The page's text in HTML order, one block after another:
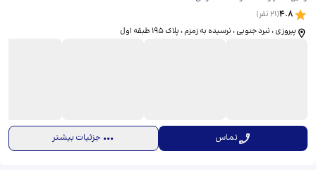
4.8
(
21نفر)
پیروزی ، نبرد جنوبی ، نرسیده به زمزم ، پلاک 195 طبقه اول
تماس جزئیات بیشتر